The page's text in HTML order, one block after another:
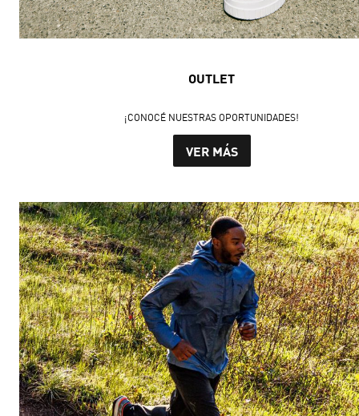
OUTLET
¡CONOCÉ NUESTRAS OPORTUNIDADES!
VER MÁS